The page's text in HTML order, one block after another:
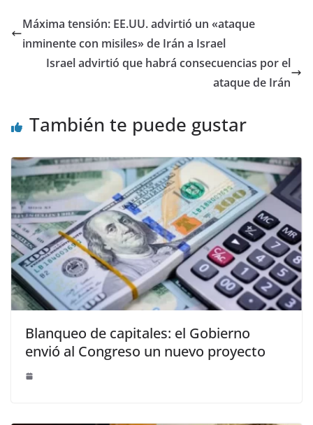
Máxima tensión: EE.UU. advirtió un «ataque
inminente con misiles» de Irán a Israel
Israel advirtió que habrá consecuencias por el
ataque de Irán
También te puede gustar
Blanqueo de capitales: el Gobierno
envió al Congreso un nuevo proyecto